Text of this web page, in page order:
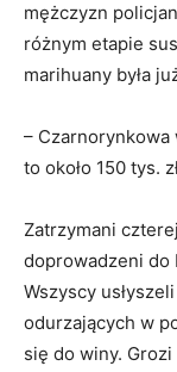
mężczyzn
różnym etapie
marihuany była
–
to około 150 tys.
Zatrzymani
doprowadzeni do
Wszyscy
odurzających w
się do winy.